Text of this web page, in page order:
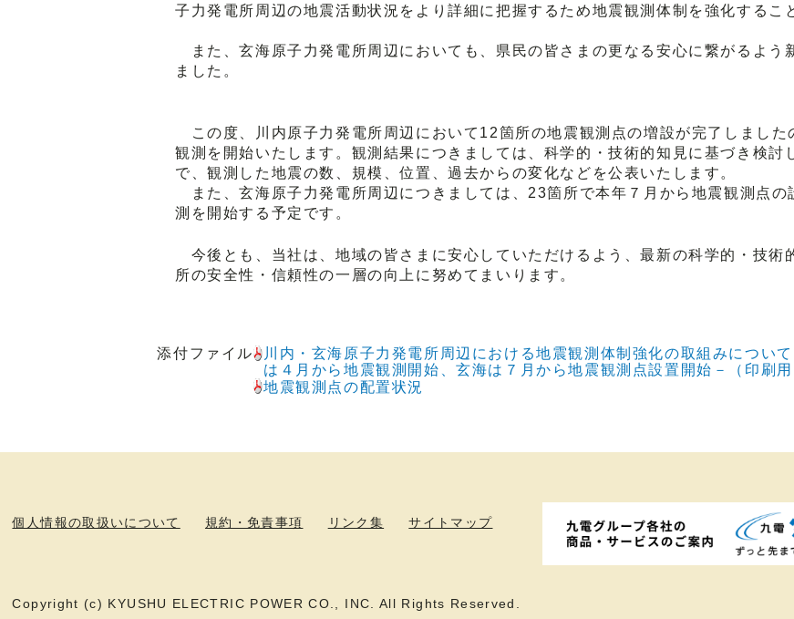
子力発電所周辺の地震活動状況をより詳細に把握するため地震観測体制を強化するこ
また、玄海原子力発電所周辺においても、県民の皆さまの更なる安心に繋がるよう
ました。
この度、川内原子力発電所周辺において12箇所の地震観測点の増設が完了しました
観測を開始いたします。観測結果につきましては、科学的・技術的知見に基づき検討
で、観測した地震の数、規模、位置、過去からの変化などを公表いたします。
また、玄海原子力発電所周辺につきましては、23箇所で本年７月から地震観測点
測を開始する予定です。
今後とも、当社は、地域の皆さまに安心していただけるよう、最新の科学的・技術
所の安全性・信頼性の一層の向上に努めてまいります。
添付ファイル
川内・玄海原子力発電所周辺における地震観測体制強化の取組みについ
は４月から地震観測開始、玄海は７月から地震観測点設置開始－（印刷用
地震観測点の配置状況
個人情報の取扱いについて 規約・免責事項 リンク集 サイトマップ
Copyright (c) KYUSHU ELECTRIC POWER CO., INC. All Rights Reserved.